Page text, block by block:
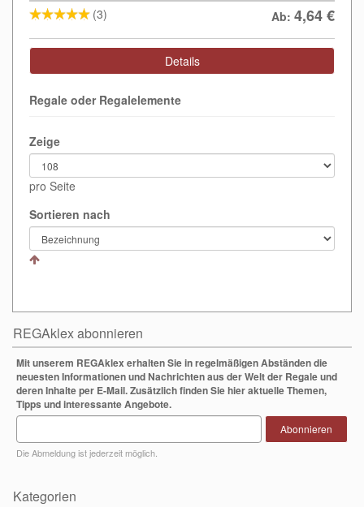
(3) Ab: 4,64€
Details
Regale oder Regalelemente
Zeige
pro Seite
Sortieren nach
REGAklex abonnieren
Mit unserem REGAklex erhalten Sie in regelmäßigen Abständen die
neuesten Informationen und Nachrichten aus der Welt der Regale und
deren Inhalte per E-Mail. Zusätzlich finden Sie hier aktuelle Themen,
Tipps und interessante Angebote.
Die Abmeldung ist jederzeit möglich.
Abonnieren
Kategorien